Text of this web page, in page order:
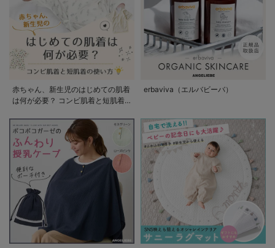
赤ちゃん、新生児のはじめての肌着
は何が必要？ コンビ肌着と短肌着
erbaviva（エルバビーバ）